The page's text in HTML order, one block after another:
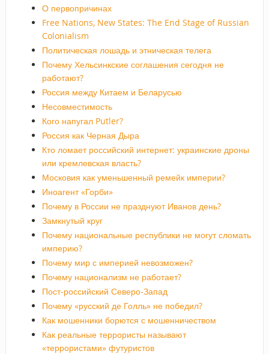
О первопричинах
Free Nations, New States: The End Stage of Russian
Colonialism
Политическая лошадь и этническая телега
Почему Хельсинкские соглашения сегодня не
работают?
Россия между Китаем и Беларусью
Несовместимость
Кого напугал Putler?
Россия как Черная Дыра
Кто ломает российский интернет: украинские дроны
или кремлевская власть?
Московия как уменьшенный ремейк империи?
Иноагент «Горби»
Почему в России не празднуют Иванов день?
Замкнутый круг
Почему национальные республики не могут сломать
империю?
Почему мир с империей невозможен?
Почему национализм не работает?
Пост-российский Северо-Запад
Почему «русский де Голль» не победил?
Как мошенники борются с мошенничеством
Как реальные террористы называют
«террористами» футуристов